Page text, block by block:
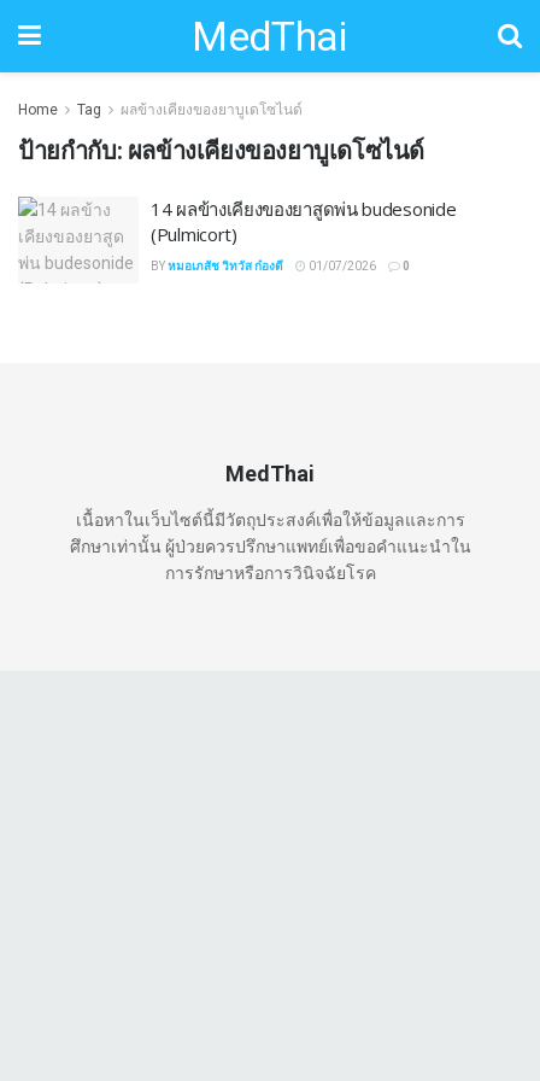
MedThai
Home Tag ผลข้างเคียงของยาบูเดโซไนด์
ป้ายกำกับ: ผลข้างเคียงของยาบูเดโซไนด์
14 ผลข้างเคียงของยาสูดพ่น budesonide
(Pulmicort)
BYหมอเภสัช วิทวัส ก๋องดี 01/07/2026 0
MedThai
เนื้อหาในเว็บไซต์นี้มีวัตถุประสงค์เพื่อให้ข้อมูลและการ
ศึกษาเท่านั้น ผู้ป่วยควรปรึกษาแพทย์เพื่อขอคำแนะนำใน
การรักษาหรือการวินิจฉัยโรค